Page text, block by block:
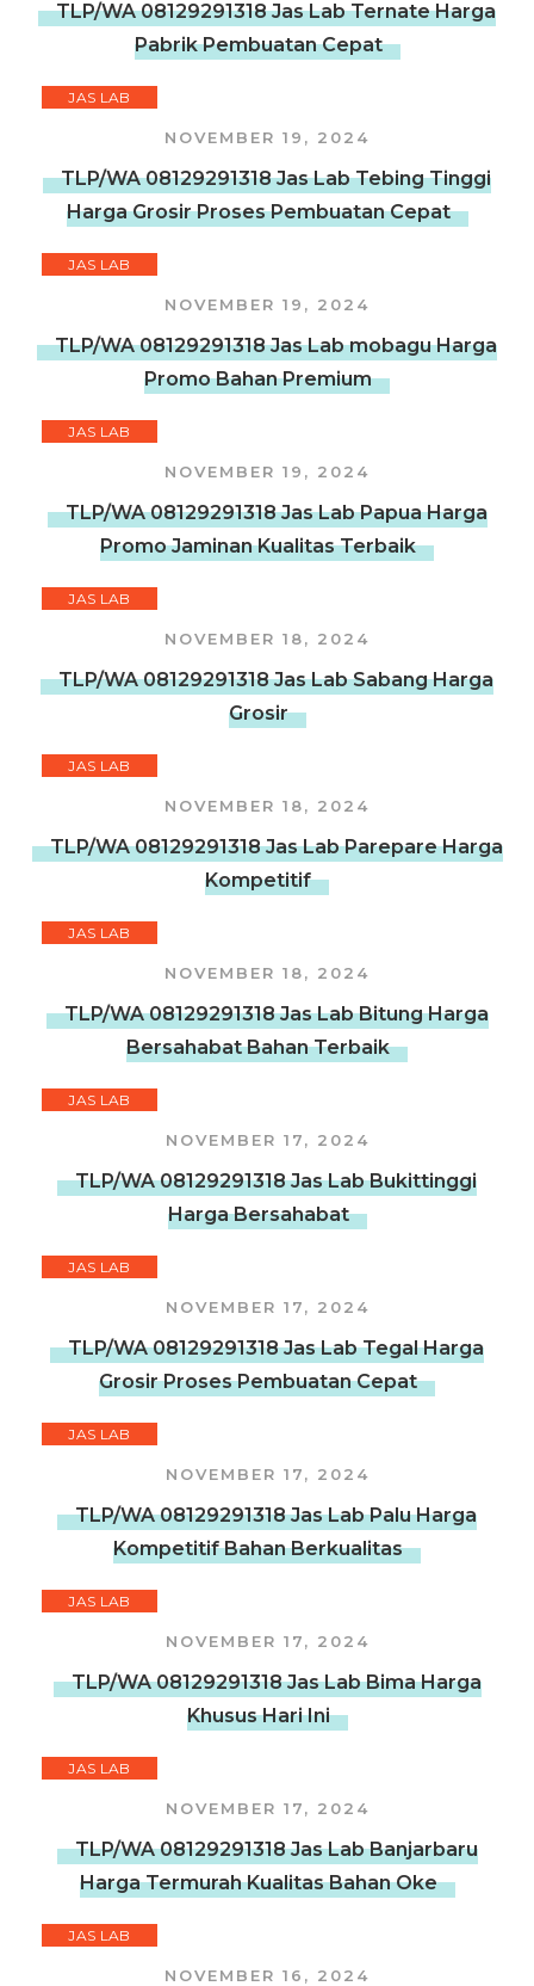
TLP/WA 08129291318 Jas Lab Ternate Harga
Pabrik Pembuatan Cepat
JAS LAB
NOVEMBER 19, 2024
TLP/WA 08129291318 Jas Lab Tebing Tinggi
Harga Grosir Proses Pembuatan Cepat
JAS LAB
NOVEMBER 19, 2024
TLP/WA 08129291318 Jas Lab mobagu Harga
Promo Bahan Premium
JAS LAB
NOVEMBER 19, 2024
TLP/WA 08129291318 Jas Lab Papua Harga
Promo Jaminan Kualitas Terbaik
JAS LAB
NOVEMBER 18, 2024
TLP/WA 08129291318 Jas Lab Sabang Harga
Grosir
JAS LAB
NOVEMBER 18, 2024
TLP/WA 08129291318 Jas Lab Parepare Harga
Kompetitif
JAS LAB
NOVEMBER 18, 2024
TLP/WA 08129291318 Jas Lab Bitung Harga
Bersahabat Bahan Terbaik
JAS LAB
NOVEMBER 17, 2024
TLP/WA 08129291318 Jas Lab Bukittinggi
Harga Bersahabat
JAS LAB
NOVEMBER 17, 2024
TLP/WA 08129291318 Jas Lab Tegal Harga
Grosir Proses Pembuatan Cepat
JAS LAB
NOVEMBER 17, 2024
TLP/WA 08129291318 Jas Lab Palu Harga
Kompetitif Bahan Berkualitas
JAS LAB
NOVEMBER 17, 2024
TLP/WA 08129291318 Jas Lab Bima Harga
Khusus Hari Ini
JAS LAB
NOVEMBER 17, 2024
TLP/WA 08129291318 Jas Lab Banjarbaru
Harga Termurah Kualitas Bahan Oke
JAS LAB
NOVEMBER 16, 2024